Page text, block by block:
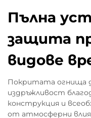
Пълна
защита
видове
Покритата огнища
издръжливост
конструкция и
от атмосферни